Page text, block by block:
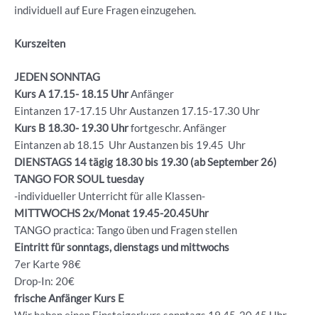
individuell auf Eure Fragen einzugehen.
Kurszeiten
JEDEN SONNTAG
Kurs A 17.15- 18.15 UhrAnfänger
Eintanzen 17-17.15 Uhr Austanzen 17.15-17.30 Uhr
Kurs B 18.30- 19.30 Uhrfortgeschr. Anfänger
Eintanzen ab 18.15 Uhr Austanzen bis 19.45 Uhr
DIENSTAGS 14 tägig 18.30 bis 19.30 (ab September 26)
TANGO FOR SOUL tuesday
-individueller Unterricht für alle Klassen-
MITTWOCHS 2x/Monat 19.45-20.45Uhr
TANGO practica: Tango üben und Fragen stellen
Eintritt für sonntags, dienstags und mittwochs
7er Karte 98€
Drop-In: 20€
frische Anfänger Kurs E